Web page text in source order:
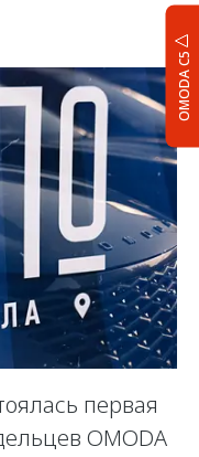
OMODA C5
первая
OMODA